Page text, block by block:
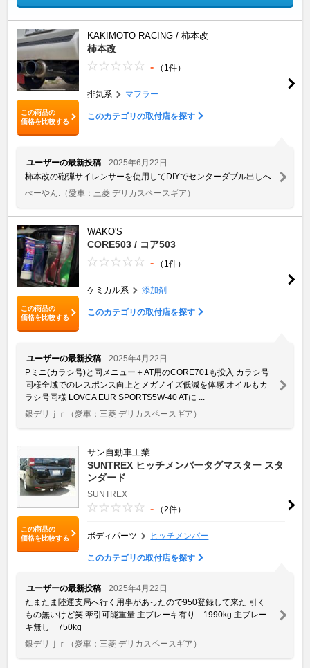
この商品の
価格を比較する
KAKIMOTO RACING / 柿本改
柿本改
- （1件）
排気系 マフラー
このカテゴリの取付店を探す
ユーザーの最新投稿
2025年6月22日
柿本改の砲弾サイレンサーを使用してDIYでセンターダブル出しへ
ぺーやん.
（愛車：三菱 デリカスペースギア）
この商品の
価格を比較する
WAKO'S
CORE503 / コア503
- （1件）
ケミカル系 添加剤
このカテゴリの取付店を探す
ユーザーの最新投稿
2025年4月22日
Pミニ(カラシ号)と同メニュー＋AT用のCORE701も投入 カラシ号
同様全域でのレスポンス向上とメガノイズ低減を体感 オイルもカ
ラシ号同様 LOVCA EUR SPORTS5W-40 ATに ...
銀デリｊｒ
（愛車：三菱 デリカスペースギア）
この商品の
価格を比較する
サン自動車工業
SUNTREX ヒッチメンバータグマスター スタ
ンダード
SUNTREX
- （2件）
ボディパーツ ヒッチメンバー
このカテゴリの取付店を探す
ユーザーの最新投稿
2025年4月22日
たまたま陸運支局へ行く用事があったので950登録して来た 引く
もの無いけど笑 牽引可能重量 主ブレーキ有り 1990kg 主ブレー
キ無し 750kg
銀デリｊｒ
（愛車：三菱 デリカスペースギア）